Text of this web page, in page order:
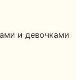
и девочками